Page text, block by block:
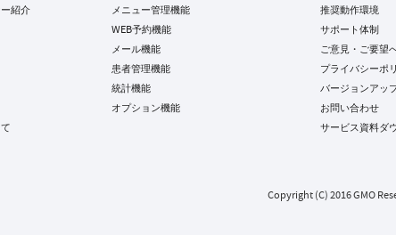
紹介
メニュー管理機能
WEB予約機能
メール機能
患者管理機能
統計機能
オプション機能
推奨動作環境
サポート体制
ご意見・ご要望
プライバシーポ
バージョンアッ
お問い合わせ
サービス資料ダ
Copyright (C) 2016 GMO